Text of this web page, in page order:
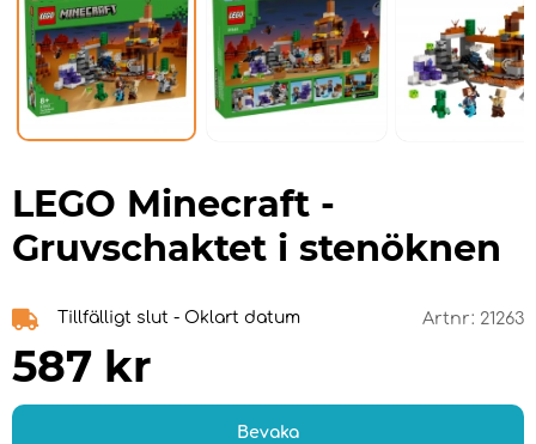
LEGO Minecraft -
Gruvschaktet i stenöknen
Tillfälligt slut - Oklart datum Artnr: 21263
587 kr
Bevaka